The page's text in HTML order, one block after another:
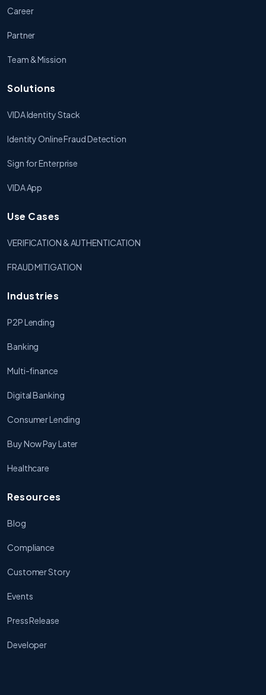
Career
Partner
Team & Mission
Solutions
VIDA Identity Stack
Identity Online Fraud Detection
Sign for Enterprise
VIDA App
Use Cases
VERIFICATION & AUTHENTICATION
FRAUD MITIGATION
Industries
P2P Lending
Banking
Multi-finance
Digital Banking
Consumer Lending
Buy Now Pay Later
Healthcare
Resources
Blog
Compliance
Customer Story
Events
Press Release
Developer